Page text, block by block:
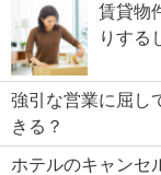
賃貸物
りする
強引な営業に屈
きる？
ホテルのキャン